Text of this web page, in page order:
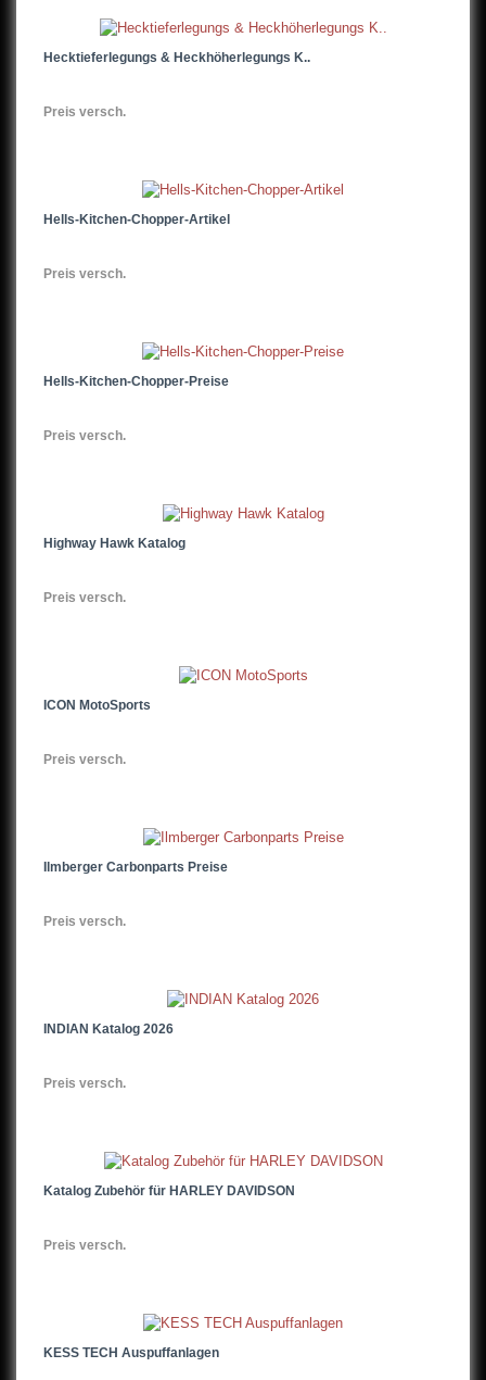
Hecktieferlegungs & Heckhöherlegungs K..
Preis versch.
Hells-Kitchen-Chopper-Artikel
Preis versch.
Hells-Kitchen-Chopper-Preise
Preis versch.
Highway Hawk Katalog
Preis versch.
ICON MotoSports
Preis versch.
Ilmberger Carbonparts Preise
Preis versch.
INDIAN Katalog 2026
Preis versch.
Katalog Zubehör für HARLEY DAVIDSON
Preis versch.
KESS TECH Auspuffanlagen